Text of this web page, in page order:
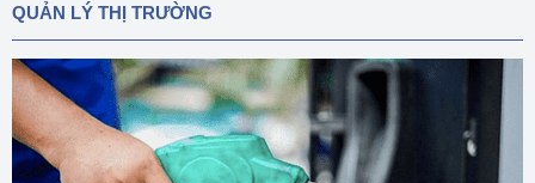
QUẢN LÝ THỊ TRƯỜNG